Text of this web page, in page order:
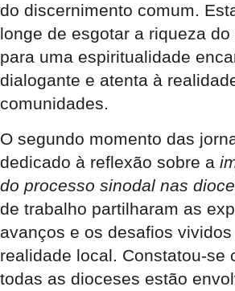
do discernimento comum.
longe de esgotar a riqueza
para uma espiritualidade
dialogante e atenta à
comunidades.
O segundo momento das
dedicado à reflexão sobre a
do processo sinodal nas
de trabalho partilharam as
avanços e os desafios
realidade local. Constatou-se
todas as dioceses estão